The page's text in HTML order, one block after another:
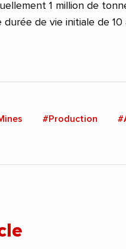
1 million de
durée de vie initiale de 10
#Production